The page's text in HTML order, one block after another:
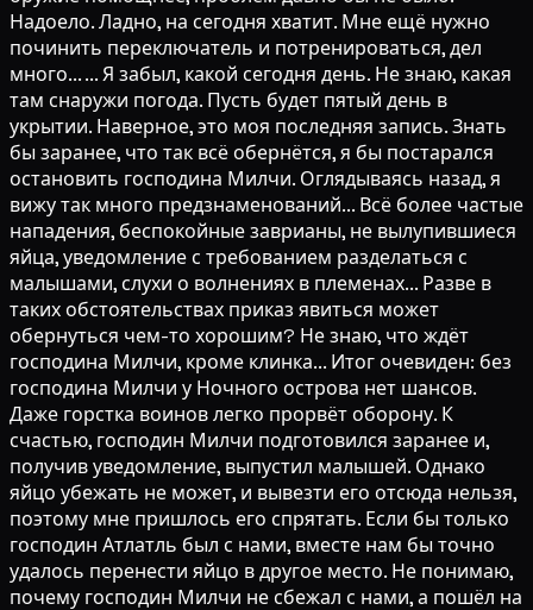
Надоело. Ладно, на сегодня хватит. Мне ещё нужно
починить переключатель и потренироваться, дел
много... ... Я забыл, какой сегодня день. Не знаю, какая
там снаружи погода. Пусть будет пятый день в
укрытии. Наверное, это моя последняя запись. Знать
бы заранее, что так всё обернётся, я бы постарался
остановить господина Милчи. Оглядываясь назад, я
вижу так много предзнаменований... Всё более частые
нападения, беспокойные заврианы, не вылупившиеся
яйца, уведомление с требованием разделаться с
малышами, слухи о волнениях в племенах... Разве в
таких обстоятельствах приказ явиться может
обернуться чем-то хорошим? Не знаю, что ждёт
господина Милчи, кроме клинка... Итог очевиден: без
господина Милчи у Ночного острова нет шансов.
Даже горстка воинов легко прорвёт оборону. К
счастью, господин Милчи подготовился заранее и,
получив уведомление, выпустил малышей. Однако
яйцо убежать не может, и вывезти его отсюда нельзя,
поэтому мне пришлось его спрятать. Если бы только
господин Атлатль был с нами, вместе нам бы точно
удалось перенести яйцо в другое место. Не понимаю,
почему господин Милчи не сбежал с нами, а пошёл на